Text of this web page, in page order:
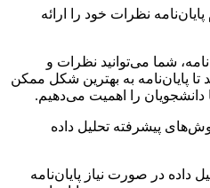
پایان‌نامه نظرات خود را ارائه
شما می‌توانید نظرات و
تا پایان‌نامه به بهترین شکل ممکن
دانشجویان را اهمیت می‌دهیم.
پیشرفته تحلیل داده
داده در صورت نیاز پایان‌نامه